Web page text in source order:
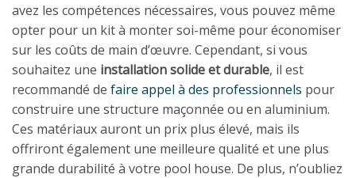
avez les compétences nécessaires, vous pouvez même
opter pour un kit à monter soi-même pour économiser
sur les coûts de main d’œuvre. Cependant, si vous
souhaitez une installation solide et durable, il est
recommandé de faire appel à des professionnels pour
construire une structure maçonnée ou en aluminium.
Ces matériaux auront un prix plus élevé, mais ils
offriront également une meilleure qualité et une plus
grande durabilité à votre pool house. De plus, n’oubliez